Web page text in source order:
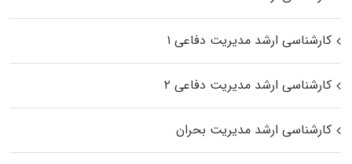
کارشناسی ارشد مدیریت دفاعی ۱
کارشناسی ارشد مدیریت دفاعی ۲
کارشناسی ارشد مدیریت بحران